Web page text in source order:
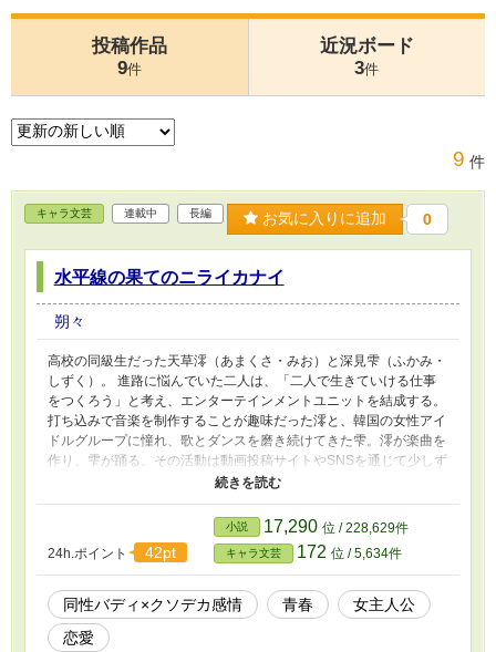
投稿作品
9件
近況ボード
3件
9 件
キャラ文芸 連載中 長編 お気に入りに追加 0
水平線の果てのニライカナイ
朔々
高校の同級生だった天草澪（あまくさ・みお）と深見雫（ふかみ・
しずく）。 進路に悩んでいた二人は、「二人で生きていける仕事
をつくろう」と考え、エンターテインメントユニットを結成する。
打ち込みで音楽を制作することが趣味だった澪と、韓国の女性アイ
ドルグループに憧れ、歌とダンスを磨き続けてきた雫。澪が楽曲を
作り、雫が踊る。その活動は動画投稿サイトやSNSを通じて少しず
つ注目を集め、やがて芸能プロダクションの目に留まる。 女性ア
ラマ、バラエティなど、活躍の場を少しずつ広げていく。それは
「夢」だったというより、二人で生き続けるために選んだ道だっ
た。 けれど、人気が高まるほど、二人だけの世界は少しずつ形を
変え始める。 仕事を通じて増えていく人との出会い。絶えない熱
愛報道。世間から向けられる期待と憶測。そして、「アイドル」と
いう立場が許さない本音。 澪は、誰にも打ち明けられない想いを
胸の奥に抱えながら、ただ雫の隣に立ち続けようとする。しかし、
24h.ポイント 42pt
小説 17,290 位 / 228,629件
キャラ文芸 172 位 / 5,634件
同性バディ×クソデカ感情 青春
女主人公
恋愛